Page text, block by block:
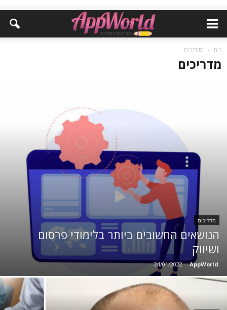
בית מדריכים
מדריכים
מדריכים
הנושאים החשובים ביותר בלימודי פרסום
ושיווק
AppWorld
-
24/01/2022